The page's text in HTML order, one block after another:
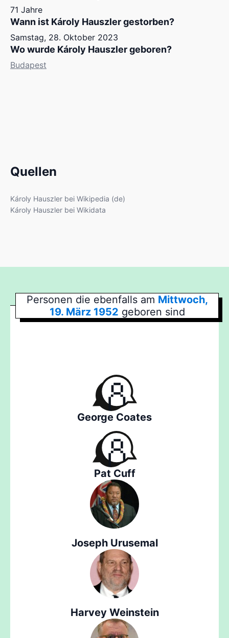
71 Jahre
Wann ist Károly Hauszler gestorben?
Samstag, 28. Oktober 2023
Wo wurde Károly Hauszler geboren?
Budapest
Quellen
Károly Hauszler bei Wikipedia (de)
Károly Hauszler bei Wikidata
Personen die ebenfalls am Mittwoch,
19. März 1952 geboren sind
George Coates
Pat Cuff
Joseph Urusemal
Harvey Weinstein